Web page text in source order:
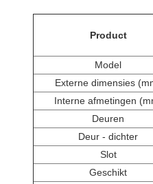
Product
Model
Externe dimensies
Interne afmetingen
Deuren
Deur - dichter
Slot
Geschikt